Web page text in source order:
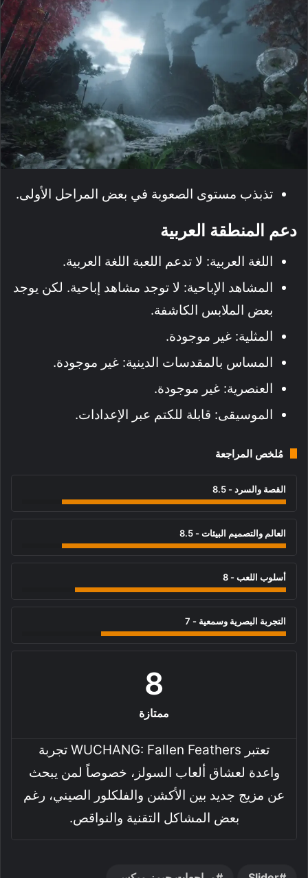
تذبذب مستوى الصعوبة في بعض المراحل الأولى.
دعم المنطقة العربية
اللغة العربية: لا تدعم اللعبة اللغة العربية.
المشاهد الإباحية: لا توجد مشاهد إباحية. لكن يوجد
بعض الملابس الكاشفة.
المثلية: غير موجودة.
المساس بالمقدسات الدينية: غير موجودة.
العنصرية: غير موجودة.
الموسيقى: قابلة للكتم عبر الإعدادات.
مُلخص المراجعة
القصة والسرد - 8.5
العالم والتصميم البيئات - 8.5
أسلوب اللعب - 8
التجربة البصرية وسمعية - 7
8
ممتازة
تعتبر WUCHANG: Fallen Feathers تجربة
واعدة لعشاق ألعاب السولز، خصوصاً لمن يبحث
عن مزيج جديد بين الأكشن والفلكلور الصيني، رغم
بعض المشاكل التقنية والنواقص.